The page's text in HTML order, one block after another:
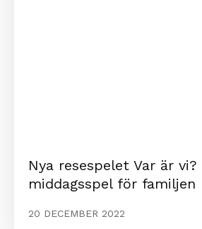
Nya resespelet Var är
middagsspel för familjen
20 DECEMBER 2022